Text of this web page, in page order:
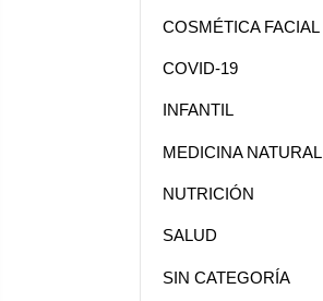
COSMÉTICA FACIAL
COVID-19
INFANTIL
MEDICINA NATURAL
NUTRICIÓN
SALUD
SIN CATEGORÍA